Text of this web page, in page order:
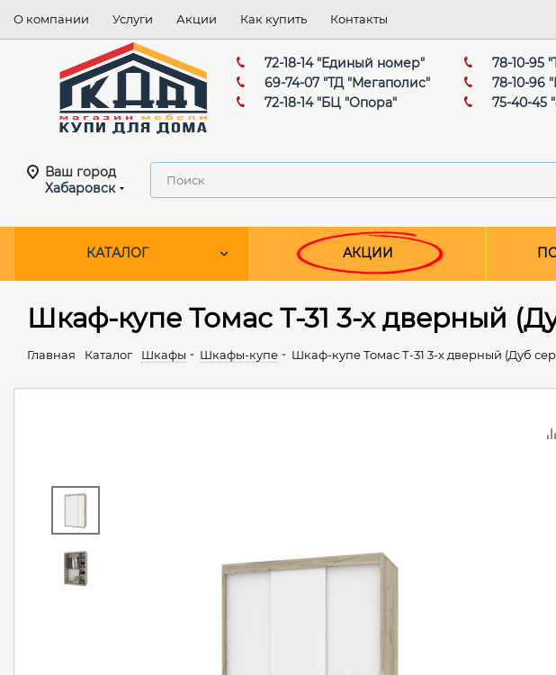
О компании Услуги Акции Как купить Контакты
72-18-14 "Единый номер"
69-74-07 "ТД "Мегаполис"
72-18-14 "БЦ "Опора"
78-10-95
78-10-96
75-40-45
Ваш город
Хабаровск
КАТАЛОГ АКЦИИ
Шкаф-купе Томас Т-31 3-х дверный
Главная Каталог Шкафы Шкафы-купе Шкаф-купе Томас Т-31 3-х дверный (Дуб